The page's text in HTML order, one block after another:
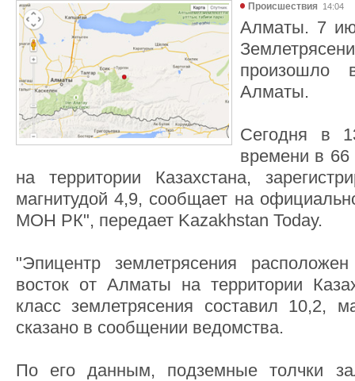
Происшествия 14:04
Алматы. 7
произошло
Алматы.
Сегодня в
времени в
на территории Казахстана,
магнитудой 4,9, сообщает на
МОН РК", передает Kazakhstan Today.
"Эпицентр землетрясения
восток от Алматы на территории
класс землетрясения составил 10,2,
сказано в сообщении ведомства.
По его данным, подземные толчки